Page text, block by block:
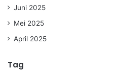
Juni 2025
Mei 2025
April 2025
Tag